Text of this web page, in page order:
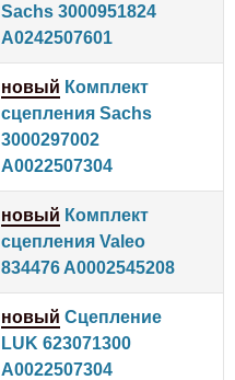
Sachs 3000951824
A0242507601
новый Комплект
сцепления Sachs
3000297002
A0022507304
новый Комплект
сцепления Valeo
834476 A0002545208
новый Сцепление
LUK 623071300
A0022507304